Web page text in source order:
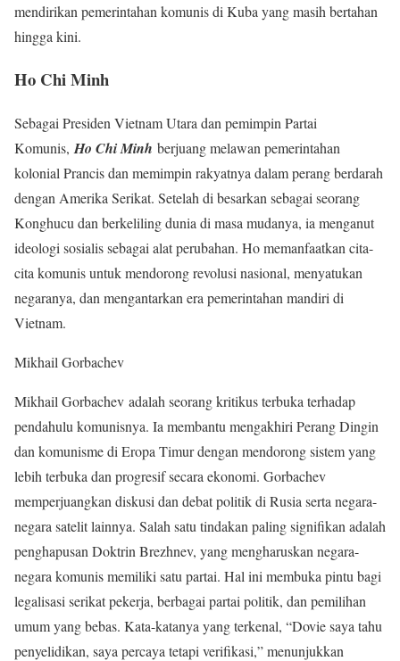
mendirikan pemerintahan komunis di Kuba yang masih bertahan
hingga kini.
Ho Chi Minh
Sebagai Presiden Vietnam Utara dan pemimpin Partai
Komunis, Ho Chi Minh berjuang melawan pemerintahan
kolonial Prancis dan memimpin rakyatnya dalam perang berdarah
dengan Amerika Serikat. Setelah di besarkan sebagai seorang
Konghucu dan berkeliling dunia di masa mudanya, ia menganut
ideologi sosialis sebagai alat perubahan. Ho memanfaatkan cita-
cita komunis untuk mendorong revolusi nasional, menyatukan
negaranya, dan mengantarkan era pemerintahan mandiri di
Vietnam.
Mikhail Gorbachev
Mikhail Gorbachev adalah seorang kritikus terbuka terhadap
pendahulu komunisnya. Ia membantu mengakhiri Perang Dingin
dan komunisme di Eropa Timur dengan mendorong sistem yang
lebih terbuka dan progresif secara ekonomi. Gorbachev
memperjuangkan diskusi dan debat politik di Rusia serta negara-
negara satelit lainnya. Salah satu tindakan paling signifikan adalah
penghapusan Doktrin Brezhnev, yang mengharuskan negara-
negara komunis memiliki satu partai. Hal ini membuka pintu bagi
legalisasi serikat pekerja, berbagai partai politik, dan pemilihan
umum yang bebas. Kata-katanya yang terkenal, “Dovie saya tahu
penyelidikan, saya percaya tetapi verifikasi,” menunjukkan